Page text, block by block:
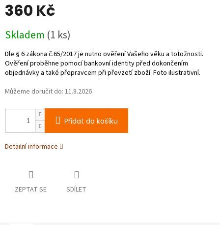
360 Kč
cena:
Skladem (1 ks)
Můžeme doručit do: 11.8.2026
Přidat do košíku
Detailní informace
ZEPTAT SE SDÍLET